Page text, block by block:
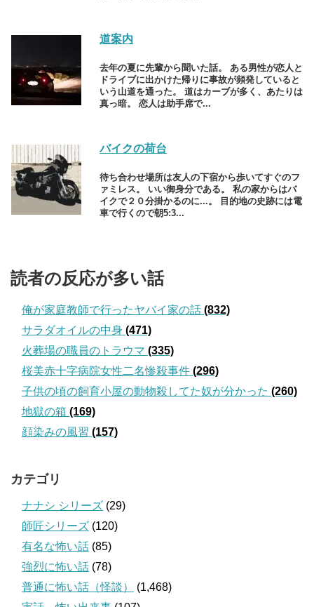
道案内
去年の夏に先輩から聞いた話。 ある男性が恋人と
ドライブに出かけた帰りに事故が頻発していると
いう山道を通った。 道はカーブが多く、あたりは
真っ暗。 恋人は助手席で...
バイクの荷台
待ち合わせ場所は友人の下宿から歩いてすぐのフ
ァミレス。 いい御身分である。 私の家からはバ
イクで２０分掛かるのに...。 目的地の史跡には電
車で行くので朝5:3...
読者の反応が多い話
俺が家庭教師で行ったヤバイ家の話 (832)
サラダオイルの中身 (471)
火葬場の職員のトラウマ (335)
桜美赤十字病院女性二名惨殺事件 (296)
子供の頃の飼育小屋の動物殺してた奴が分かった (260)
地獄の箱 (169)
顔染みの風習 (157)
カテゴリ
ナナシ シリーズ (29)
師匠シリーズ (120)
有名な怖い話 (85)
強烈に怖い話 (78)
普通に怖い話（怪談）
(1,468)